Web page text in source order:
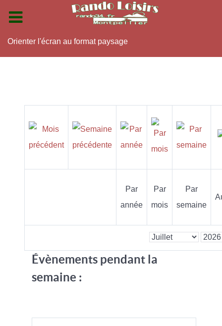
Orienter l'écran au format paysage
Par
année
Par
mois
Par
semaine
Évènements pendant la
semaine :